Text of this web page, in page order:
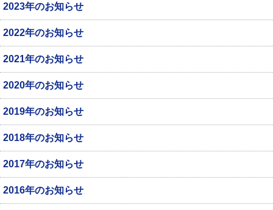
2023年のお知らせ
2022年のお知らせ
2021年のお知らせ
2020年のお知らせ
2019年のお知らせ
2018年のお知らせ
2017年のお知らせ
2016年のお知らせ